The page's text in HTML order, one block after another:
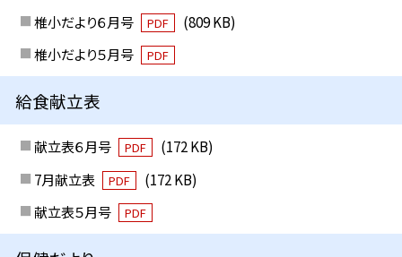
椎小だより６月号
PDF
(809 KB)
椎小だより５月号
PDF
給食献立表
献立表６月号 PDF
(172 KB)
7月献立表
PDF
(172 KB)
献立表５月号
PDF